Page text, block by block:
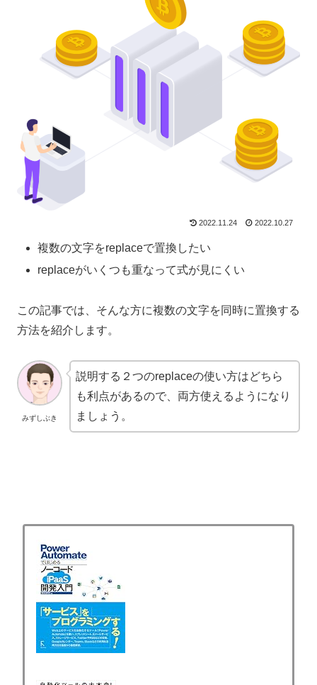
2022.11.24 2022.10.27
複数の文字をreplaceで置換したい
replaceがいくつも重なって式が見にくい
この記事では、そんな方に複数の文字を同時に置換する
方法を紹介します。
みずしぶき
説明する２つのreplaceの使い方はどちら
も利点があるので、両方使えるようになり
ましょう。